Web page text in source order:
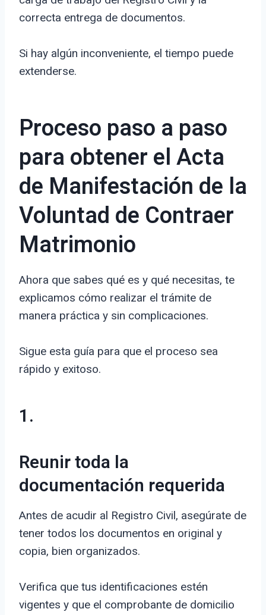
correcta entrega de documentos.
Si hay algún inconveniente, el tiempo puede
extenderse.
Proceso paso a paso
para obtener el Acta
de Manifestación de la
Voluntad de Contraer
Matrimonio
Ahora que sabes qué es y qué necesitas, te
explicamos cómo realizar el trámite de
manera práctica y sin complicaciones.
Sigue esta guía para que el proceso sea
rápido y exitoso.
1.
Reunir toda la
documentación requerida
Antes de acudir al Registro Civil, asegúrate de
tener todos los documentos en original y
copia, bien organizados.
Verifica que tus identificaciones estén
vigentes y que el comprobante de domicilio